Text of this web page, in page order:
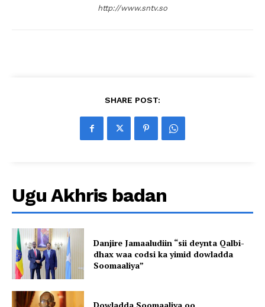
http://www.sntv.so
SHARE POST:
Ugu Akhris badan
Danjire Jamaaludiin “sii deynta Qalbi-
dhax waa codsi ka yimid dowladda
Soomaaliya”